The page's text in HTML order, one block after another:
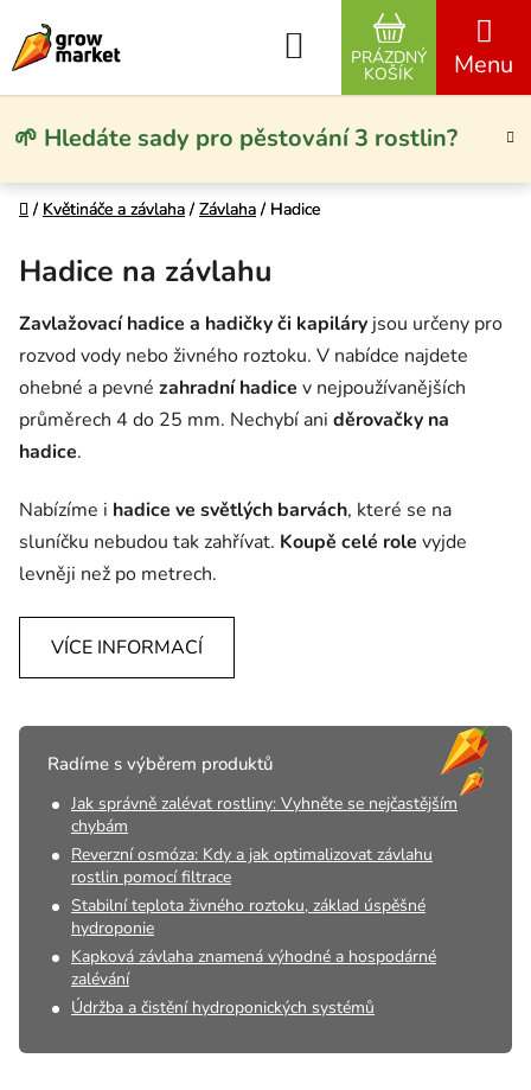
🌱 Hledáte sady pro pěstování 3 rostlin?
Hledat
NÁKUPNÍ
PRÁZDNÝ
KOŠÍK
Domů
/ Květináče a závlaha / Závlaha / Hadice
Domů
/ Květináče a závlaha / Závlaha / Hadice
Hadice na závlahu
Zavlažovací hadice a hadičky či kapiláry jsou určeny pro
rozvod vody nebo živného roztoku. V nabídce najdete
ohebné a pevné zahradní hadice v nejpoužívanějších
průměrech 4 do 25 mm. Nechybí ani děrovačky na
hadice.
Nabízíme i hadice ve světlých barvách, které se na
sluníčku nebudou tak zahřívat. Koupě celé role vyjde
levněji než po metrech.
VÍCE INFORMACÍ
Radíme s výběrem produktů
Jak správně zalévat rostliny: Vyhněte se nejčastějším
chybám
Reverzní osmóza: Kdy a jak optimalizovat závlahu
rostlin pomocí filtrace
Stabilní teplota živného roztoku, základ úspěšné
hydroponie
Kapková závlaha znamená výhodné a hospodárné
zalévání
Údržba a čistění hydroponických systémů